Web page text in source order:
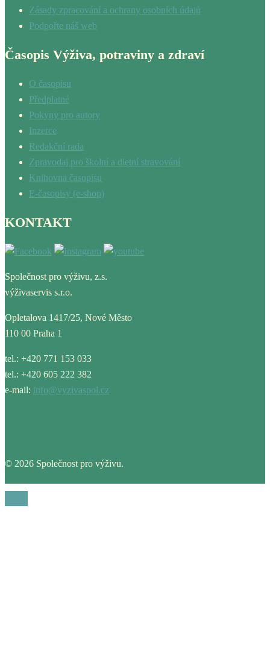
Zásady zpracování a ochrany osobních údajů
Podpořte náš web
Časopis Výživa, potraviny a zdraví
O časopisu
Předplatné
Pokyny pro autory
Inzerce
Redakční rada
Zpravodaj pro školní a dietní stravování
Knihovna časopisu
E-časopisy (e-shop)
KONTAKT
Společnost pro výživu, z.s.
výživaservis s.r.o.
Opletalova 1417/25, Nové Město
110 00 Praha 1
tel.: +420 771 153 033
tel.: +420 605 222 382
e-mail: info@vyzivaspol.cz
© 2026 Společnost pro výživu.